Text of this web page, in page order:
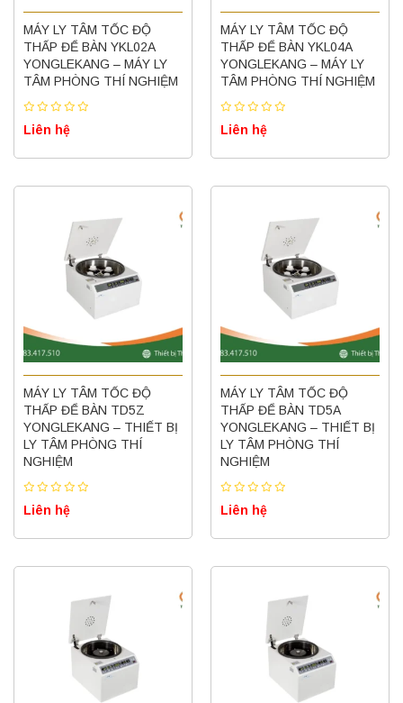
MÁY LY TÂM TỐC ĐỘ
THẤP ĐỂ BÀN YKL02A
YONGLEKANG – MÁY LY
TÂM PHÒNG THÍ NGHIỆM
Liên hệ
MÁY LY TÂM TỐC ĐỘ
THẤP ĐỂ BÀN YKL04A
YONGLEKANG – MÁY LY
TÂM PHÒNG THÍ NGHIỆM
Liên hệ
MÁY LY TÂM TỐC ĐỘ
THẤP ĐỂ BÀN TD5Z
YONGLEKANG – THIẾT BỊ
LY TÂM PHÒNG THÍ
NGHIỆM
Liên hệ
MÁY LY TÂM TỐC ĐỘ
THẤP ĐỂ BÀN TD5A
YONGLEKANG – THIẾT BỊ
LY TÂM PHÒNG THÍ
NGHIỆM
Liên hệ